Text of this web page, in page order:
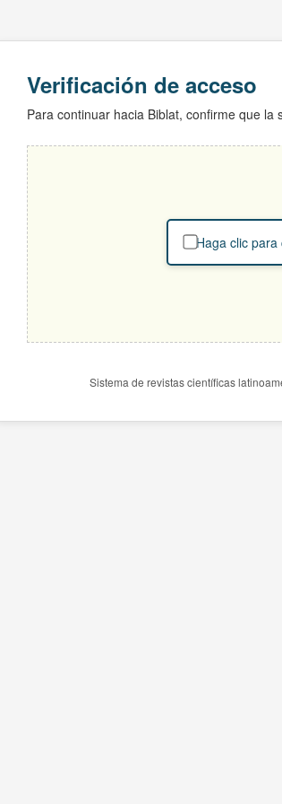
Verificación de acceso
Para continuar hacia Biblat, confirme que
Haga clic
Sistema de revistas científicas